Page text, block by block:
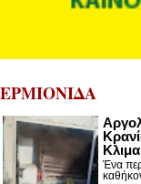
ΕΡΜΙΟΝΙΔΑ
Ένα